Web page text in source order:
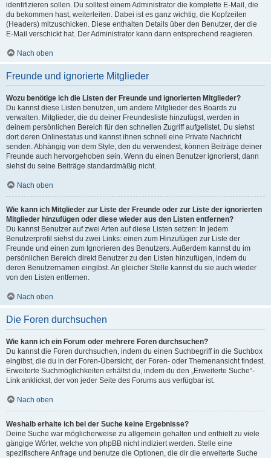
identifizieren sollen. Du solltest einem Administrator die komplette E-Mail, die
du bekommen hast, weiterleiten. Dabei ist es ganz wichtig, die Kopfzeilen
(Headers) mitzuschicken. Diese enthalten Details über den Benutzer, der die
E-Mail verschickt hat. Der Administrator kann dann entsprechend reagieren.
Nach oben
Freunde und ignorierte Mitglieder
Wozu benötige ich die Listen der Freunde und ignorierten Mitglieder?
Du kannst diese Listen benutzen, um andere Mitglieder des Boards zu
verwalten. Mitglieder, die du deiner Freundesliste hinzufügst, werden in
deinem persönlichen Bereich für den schnellen Zugriff aufgelistet. Du siehst
dort deren Onlinestatus und kannst ihnen schnell eine Private Nachricht
senden. Abhängig von dem Style, den du verwendest, können Beiträge deiner
Freunde auch hervorgehoben sein. Wenn du einen Benutzer ignorierst, dann
siehst du seine Beiträge standardmäßig nicht.
Nach oben
Wie kann ich Mitglieder zur Liste der Freunde oder zur Liste der ignorierten
Mitglieder hinzufügen oder diese wieder aus den Listen entfernen?
Du kannst Benutzer auf zwei Arten auf diese Listen setzen: In jedem
Benutzerprofil siehst du zwei Links: einen zum Hinzufügen zur Liste der
Freunde und einen zum Ignorieren des Benutzers. Außerdem kannst du im
persönlichen Bereich direkt Benutzer zu den Listen hinzufügen, indem du
deren Benutzernamen eingibst. An gleicher Stelle kannst du sie auch wieder
von den Listen entfernen.
Nach oben
Die Foren durchsuchen
Wie kann ich ein Forum oder mehrere Foren durchsuchen?
Du kannst die Foren durchsuchen, indem du einen Suchbegriff in die Suchbox
eingibst, die du in der Foren-Übersicht, der Foren- oder Themenansicht findest.
Erweiterte Suchmöglichkeiten erhältst du, indem du den „Erweiterte Suche“-
Link anklickst, der von jeder Seite des Forums aus verfügbar ist.
Nach oben
Weshalb erhalte ich bei der Suche keine Ergebnisse?
Deine Suche war möglicherweise zu allgemein gehalten und enthielt zu viele
gängige Wörter, welche von phpBB nicht indiziert werden. Stelle eine
spezifischere Anfrage und benutze die Optionen, die dir die erweiterte Suche